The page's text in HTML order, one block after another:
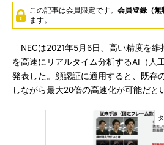
この記事は会員限定です。 会員登録（無
ます。
NECは2021年5月6日、高い精度を維
を高速にリアルタイム分析するAI（人
発表した。顔認証に適用すると、既存
しながら最大20倍の高速化が可能だと